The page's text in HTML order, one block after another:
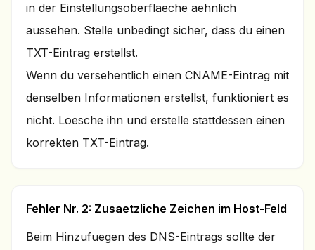
in der Einstellungsoberflaeche aehnlich
aussehen. Stelle unbedingt sicher, dass du einen
TXT-Eintrag erstellst.
Wenn du versehentlich einen CNAME-Eintrag mit
denselben Informationen erstellst, funktioniert es
nicht. Loesche ihn und erstelle stattdessen einen
korrekten TXT-Eintrag.
Fehler Nr. 2: Zusaetzliche Zeichen im Host-Feld
Beim Hinzufuegen des DNS-Eintrags sollte der